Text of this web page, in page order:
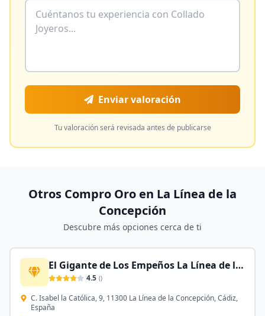
Enviar valoración
Tu valoración será revisada antes de publicarse
Otros Compro Oro en La Línea de la
Concepción
Descubre más opciones cerca de ti
El Gigante de Los Empeños La Línea de la Concepción
4.5 ()
C. Isabel la Católica, 9, 11300 La Línea de la Concepción, Cádiz,
España